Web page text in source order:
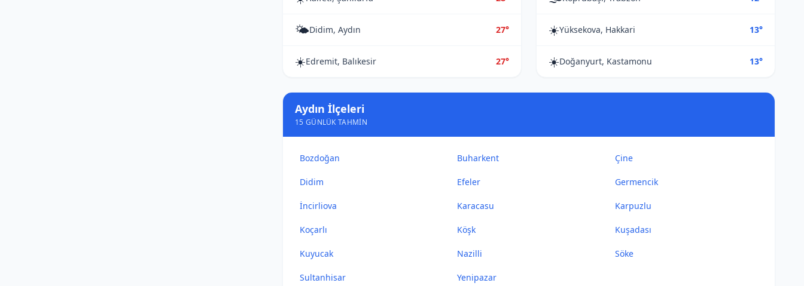
🌤️Didim, Aydın 27°
☀️Edremit, Balıkesir 27°
☀️Yüksekova, Hakkari 13°
☀️Doğanyurt, Kastamonu 13°
Aydın İlçeleri
15 GÜNLÜK TAHMIN
Bozdoğan Buharkent Çine
Didim Efeler Germencik
İncirliova Karacasu Karpuzlu
Koçarlı Köşk Kuşadası
Kuyucak Nazilli Söke
Sultanhisar Yenipazar